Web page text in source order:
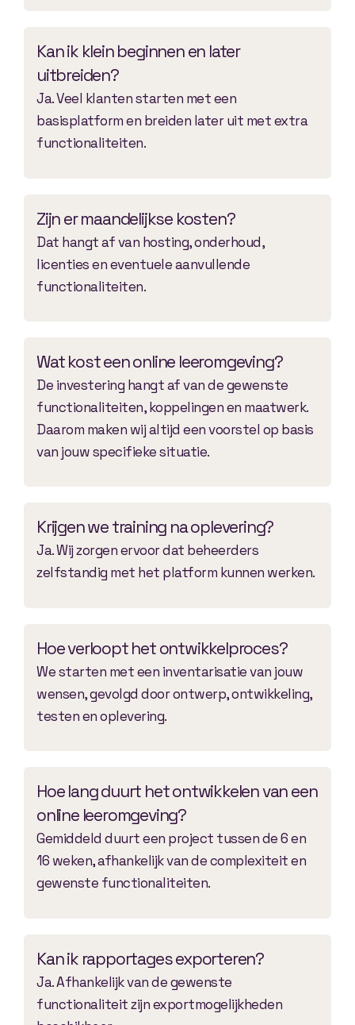
Kan ik klein beginnen en later
uitbreiden?
Ja. Veel klanten starten met een
basisplatform en breiden later uit met extra
functionaliteiten.
Zijn er maandelijkse kosten?
Dat hangt af van hosting, onderhoud,
licenties en eventuele aanvullende
functionaliteiten.
Wat kost een online leeromgeving?
De investering hangt af van de gewenste
functionaliteiten, koppelingen en maatwerk.
Daarom maken wij altijd een voorstel op basis
van jouw specifieke situatie.
Krijgen we training na oplevering?
Ja. Wij zorgen ervoor dat beheerders
zelfstandig met het platform kunnen werken.
Hoe verloopt het ontwikkelproces?
We starten met een inventarisatie van jouw
wensen, gevolgd door ontwerp, ontwikkeling,
testen en oplevering.
Hoe lang duurt het ontwikkelen van een
online leeromgeving?
Gemiddeld duurt een project tussen de 6 en
16 weken, afhankelijk van de complexiteit en
gewenste functionaliteiten.
Kan ik rapportages exporteren?
Ja. Afhankelijk van de gewenste
functionaliteit zijn exportmogelijkheden